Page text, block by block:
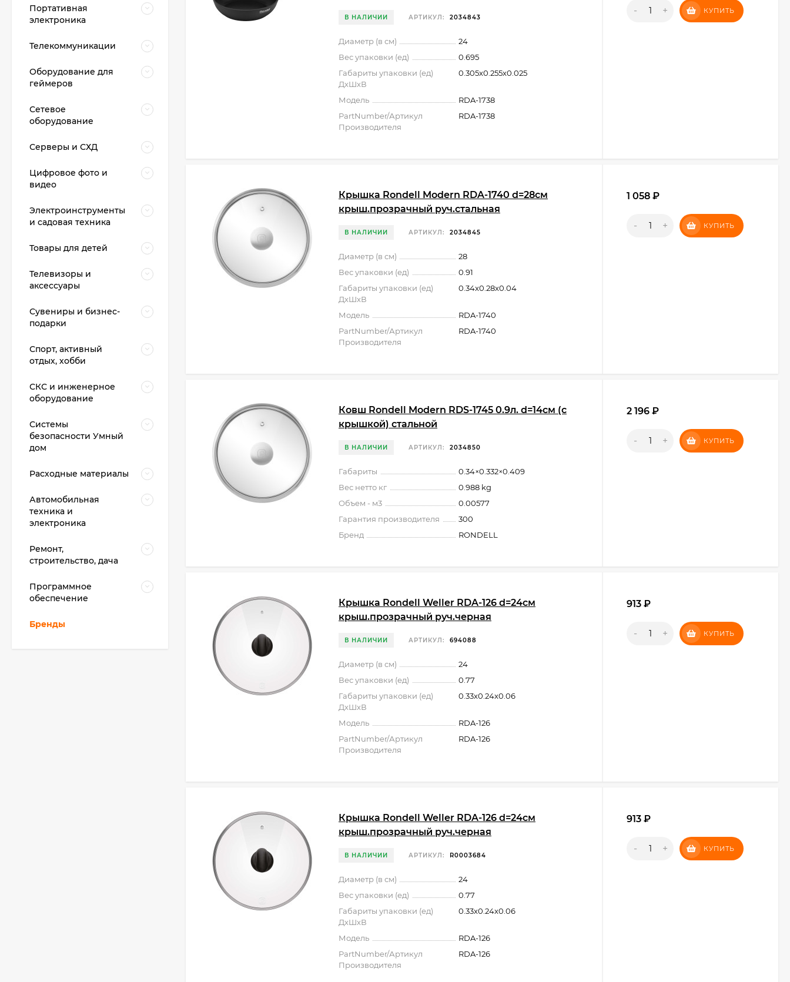
В НАЛИЧИИ АРТИКУЛ: 2034843
Диаметр (в см)
24
Вес упаковки (ед)
0.695
Габариты упаковки (ед)
ДхШхВ
0.305x0.255x0.025
Модель
RDA-1738
PartNumber/Артикул
Производителя
RDA-1738
- + КУПИТЬ
Крышка Rondell Modern RDA-1740 d=28см
крыш.прозрачный руч.стальная
В НАЛИЧИИ АРТИКУЛ: 2034845
Диаметр (в см)
28
Вес упаковки (ед)
0.91
Габариты упаковки (ед)
ДхШхВ
0.34x0.28x0.04
Модель
RDA-1740
PartNumber/Артикул
Производителя
RDA-1740
1 058 ₽
- + КУПИТЬ
Ковш Rondell Modern RDS-1745 0.9л. d=14см (с
крышкой) стальной
В НАЛИЧИИ АРТИКУЛ: 2034850
Габариты
0.34×0.332×0.409
Вес нетто кг
0.988 kg
Объем - м3
0.00577
Гарантия производителя
300
Бренд
RONDELL
2 196 ₽
- + КУПИТЬ
Крышка Rondell Weller RDA-126 d=24см
крыш.прозрачный руч.черная
В НАЛИЧИИ АРТИКУЛ: 694088
Диаметр (в см)
24
Вес упаковки (ед)
0.77
Габариты упаковки (ед)
ДхШхВ
0.33x0.24x0.06
Модель
RDA-126
PartNumber/Артикул
Производителя
RDA-126
913 ₽
- + КУПИТЬ
Крышка Rondell Weller RDA-126 d=24см
крыш.прозрачный руч.черная
В НАЛИЧИИ АРТИКУЛ: R0003684
Диаметр (в см)
24
Вес упаковки (ед)
0.77
Габариты упаковки (ед)
ДхШхВ
0.33x0.24x0.06
Модель
RDA-126
PartNumber/Артикул
Производителя
RDA-126
913 ₽
- + КУПИТЬ
Портативная
электроника
Телекоммуникации
Оборудование для
геймеров
Сетевое
оборудование
Серверы и СХД
Цифровое фото и
видео
Электроинструменты
и садовая техника
Товары для детей
Телевизоры и
аксессуары
Сувениры и бизнес-
подарки
Спорт, активный
отдых, хобби
СКС и инженерное
оборудование
Системы
безопасности Умный
дом
Расходные материалы
Автомобильная
техника и
электроника
Ремонт,
строительство, дача
Программное
обеспечение
Бренды